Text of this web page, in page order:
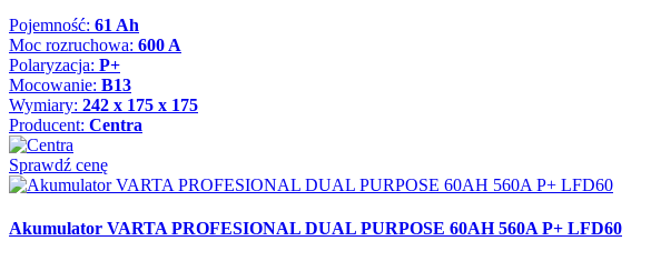
Pojemność: 61 Ah
Moc rozruchowa: 600 A
Polaryzacja: P+
Mocowanie: B13
Wymiary: 242 x 175 x 175
Producent: Centra
Sprawdź cenę
Akumulator VARTA PROFESIONAL DUAL PURPOSE 60AH 560A P+ LFD60